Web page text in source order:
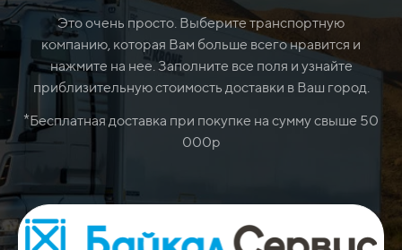
Это очень просто. Выберите транспортную
компанию, которая Вам больше всего нравится и
нажмите на нее. Заполните все поля и узнайте
приблизительную стоимость доставки в Ваш город.
*Бесплатная доставка при покупке на сумму свыше 50
000р